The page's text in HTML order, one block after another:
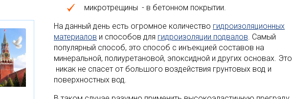
микротрещины - в бетонном покрытии.
На данный день есть огромное количество гидроизоляционных
материалов и способов для гидроизоляции подвалов. Самый
популярный способ, это способ с инъекцией составов на
минеральной, полиуретановой, эпоксидной и других основах. Это
никак не спасет от большого воздействия грунтовых вод и
поверхностных вод.